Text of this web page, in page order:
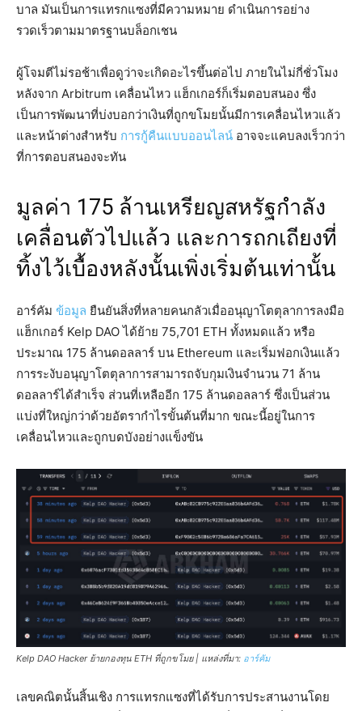
บาล มันเป็นการแทรกแซงที่มีความหมาย ดำเนินการอย่าง
รวดเร็วตามมาตรฐานบล็อกเชน
ผู้โจมตีไม่รอช้าเพื่อดูว่าจะเกิดอะไรขึ้นต่อไป ภายในไม่กี่ชั่วโมง
หลังจาก Arbitrum เคลื่อนไหว แฮ็กเกอร์ก็เริ่มตอบสนอง ซึ่ง
เป็นการพัฒนาที่บ่งบอกว่าเงินที่ถูกขโมยนั้นมีการเคลื่อนไหวแล้ว
และหน้าต่างสำหรับ การกู้คืนแบบออนไลน์ อาจจะแคบลงเร็วกว่า
ที่การตอบสนองจะทัน
มูลค่า 175 ล้านเหรียญสหรัฐกำลัง
เคลื่อนตัวไปแล้ว และการถกเถียงที่
ทิ้งไว้เบื้องหลังนั้นเพิ่งเริ่มต้นเท่านั้น
อาร์คัม ข้อมูล ยืนยันสิ่งที่หลายคนกลัวเมื่ออนุญาโตตุลาการลงมือ
แฮ็กเกอร์ Kelp DAO ได้ย้าย 75,701 ETH ทั้งหมดแล้ว หรือ
ประมาณ 175 ล้านดอลลาร์ บน Ethereum และเริ่มฟอกเงินแล้ว
การระงับอนุญาโตตุลาการสามารถจับกุมเงินจำนวน 71 ล้าน
ดอลลาร์ได้สำเร็จ ส่วนที่เหลืออีก 175 ล้านดอลลาร์ ซึ่งเป็นส่วน
แบ่งที่ใหญ่กว่าด้วยอัตรากำไรขั้นต้นที่มาก ขณะนี้อยู่ในการ
เคลื่อนไหวและถูกบดบังอย่างแข็งขัน
Kelp DAO Hacker ย้ายกองทุน ETH ที่ถูกขโมย | แหล่งที่มา: อาร์คัม
เลขคณิตนั้นสิ้นเชิง การแทรกแซงที่ได้รับการประสานงานโดย